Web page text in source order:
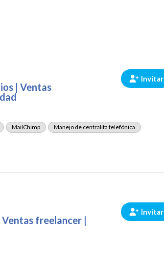
| Ventas
Invitar
MailChimp Manejo de centralita telefónica
freelancer |
Invitar